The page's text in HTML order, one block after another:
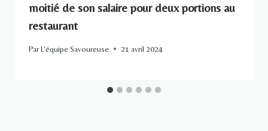
moitié de son salaire pour deux portions au
restaurant
ParL'équipe Savoureuse 21 avril 2024